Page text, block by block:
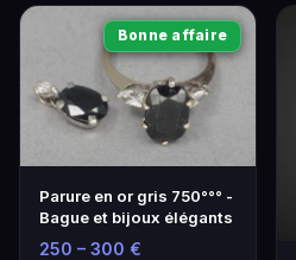
Bonne affaire
Parure en or gris 750°°° -
Bague et bijoux élégants
250 – 300 €